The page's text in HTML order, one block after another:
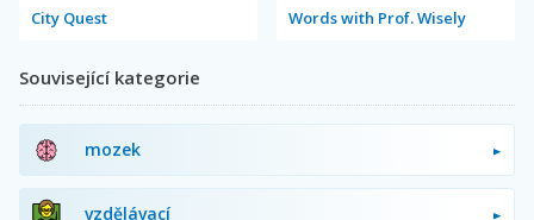
City Quest Words with Prof. Wisely
Související kategorie
mozek
vzdělávací